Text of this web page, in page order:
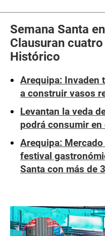
Semana Santa
Clausuran
Histórico
Arequipa: Invaden
a construir vasos
Levantan la veda
podrá consumir en
Arequipa:
festival
Santa con más de